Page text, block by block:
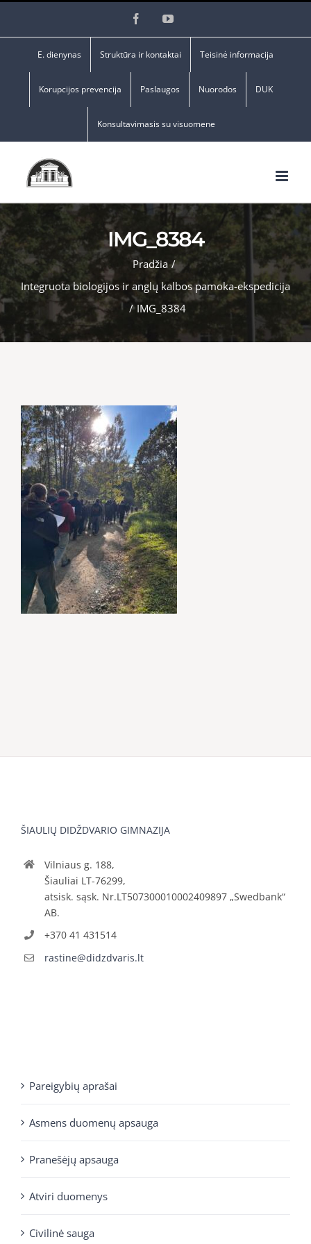
FacebookYouTube
E. dienynas Struktūra ir kontaktai Teisinė informacija
Korupcijos prevencija Paslaugos Nuorodos DUK
Konsultavimasis su visuomene
IMG_8384
Pradžia /
Integruota biologijos ir anglų kalbos pamoka-ekspedicija
/ IMG_8384
ŠIAULIŲ DIDŽDVARIO GIMNAZIJA
Vilniaus g. 188,
Šiauliai LT-76299,
atsisk. sąsk. Nr.LT507300010002409897 „Swedbank“
AB.
+370 41 431514
rastine@didzdvaris.lt
Pareigybių aprašai
Asmens duomenų apsauga
Pranešėjų apsauga
Atviri duomenys
Civilinė sauga